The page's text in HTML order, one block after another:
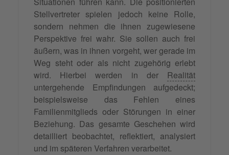
Stellvertreter spielen jedoch keine Rolle,
sondern nehmen die ihnen zugewiesene
Perspektive frei wahr. Sie sollen auch frei
äußern, was in ihnen vorgeht, wer gerade im
Weg steht oder als nicht zugehörig erlebt
wird. Hierbei werden in der Realität
untergehende Empfindungen aufgedeckt;
beispielsweise das Fehlen eines
Familienmitglieds oder Störungen in einer
Beziehung. Das gesamte Geschehen wird
detailliert beobachtet, reflektiert, analysiert
und im späteren Verfahren verarbeitet.